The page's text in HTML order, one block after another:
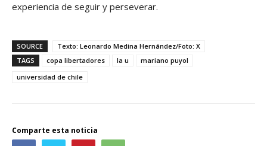
experiencia de seguir y perseverar.
SOURCE
Texto: Leonardo Medina Hernández/Foto: X
TAGS
copa libertadores la u
mariano puyol
universidad de chile
Comparte esta noticia